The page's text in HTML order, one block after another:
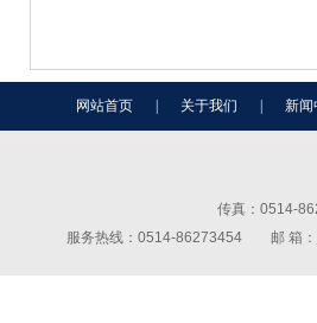
网站首页 关于我们 新闻
传真：0514-
服务热线：0514-86273454 邮 箱